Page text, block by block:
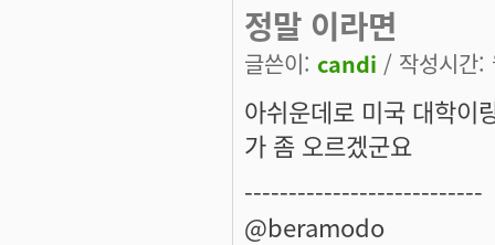
정말 이라면
글쓴이: candi / 작성시간
아쉬운데로 미국 대학이
가 좀 오르겠군요
---------------------------
@beramodo